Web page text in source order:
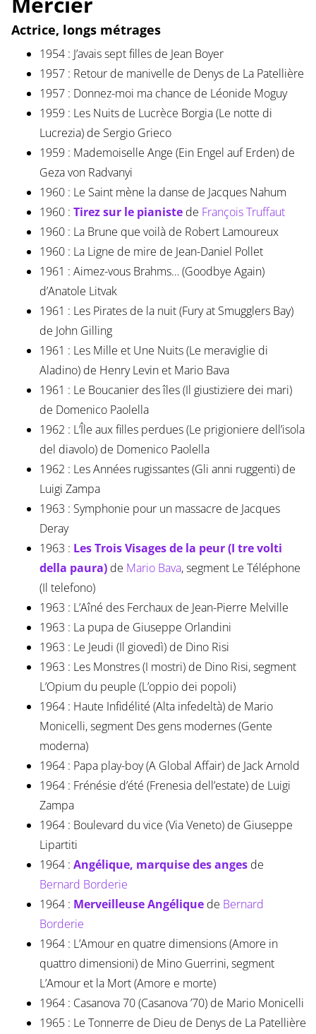
Actrice, longs métrages
1954 : J’avais sept filles de Jean Boyer
1957 : Retour de manivelle de Denys de La Patellière
1957 : Donnez-moi ma chance de Léonide Moguy
1959 : Les Nuits de Lucrèce Borgia (Le notte di
Lucrezia) de Sergio Grieco
1959 : Mademoiselle Ange (Ein Engel auf Erden) de
Geza von Radvanyi
1960 : Le Saint mène la danse de Jacques Nahum
1960 : Tirez sur le pianistede François Truffaut
1960 : La Brune que voilà de Robert Lamoureux
1960 : La Ligne de mire de Jean-Daniel Pollet
1961 : Aimez-vous Brahms… (Goodbye Again)
d’Anatole Litvak
1961 : Les Pirates de la nuit (Fury at Smugglers Bay)
de John Gilling
1961 : Les Mille et Une Nuits (Le meraviglie di
Aladino) de Henry Levin et Mario Bava
1961 : Le Boucanier des îles (Il giustiziere dei mari)
de Domenico Paolella
1962 : L’Île aux filles perdues (Le prigioniere dell’isola
del diavolo) de Domenico Paolella
1962 : Les Années rugissantes (Gli anni ruggenti) de
Luigi Zampa
1963 : Symphonie pour un massacre de Jacques
Deray
1963 : Les Trois Visages de la peur (I tre volti
della paura)de Mario Bava, segment Le Téléphone
(Il telefono)
1963 : L’Aîné des Ferchaux de Jean-Pierre Melville
1963 : La pupa de Giuseppe Orlandini
1963 : Le Jeudi (Il giovedì) de Dino Risi
1963 : Les Monstres (I mostri) de Dino Risi, segment
L’Opium du peuple (L’oppio dei popoli)
1964 : Haute Infidélité (Alta infedeltà) de Mario
Monicelli, segment Des gens modernes (Gente
moderna)
1964 : Papa play-boy (A Global Affair) de Jack Arnold
1964 : Frénésie d’été (Frenesia dell’estate) de Luigi
Zampa
1964 : Boulevard du vice (Via Veneto) de Giuseppe
Lipartiti
1964 : Angélique, marquise des angesde
Bernard Borderie
1964 : Merveilleuse Angéliquede Bernard
Borderie
1964 : L’Amour en quatre dimensions (Amore in
quattro dimensioni) de Mino Guerrini, segment
L’Amour et la Mort (Amore e morte)
1964 : Casanova 70 (Casanova ’70) de Mario Monicelli
1965 : Le Tonnerre de Dieu de Denys de La Patellière